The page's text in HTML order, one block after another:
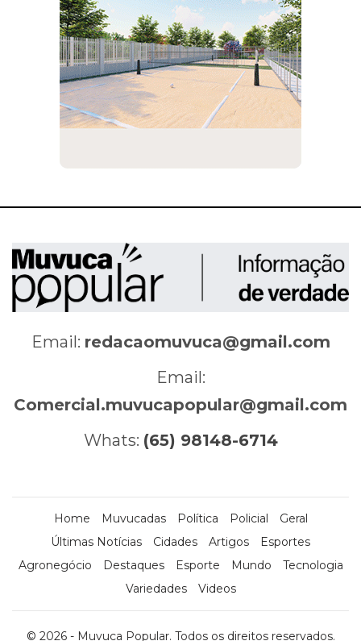
Email: redacaomuvuca@gmail.com
Email:
Comercial.muvucapopular@gmail.com
Whats: (65) 98148-6714
Home Muvucadas Política Policial
Geral
Últimas Notícias
Cidades Artigos
Esportes
Agronegócio
Destaques Esporte Mundo
Tecnologia
Variedades
Videos
© 2026 - Muvuca Popular. Todos os direitos reservados.